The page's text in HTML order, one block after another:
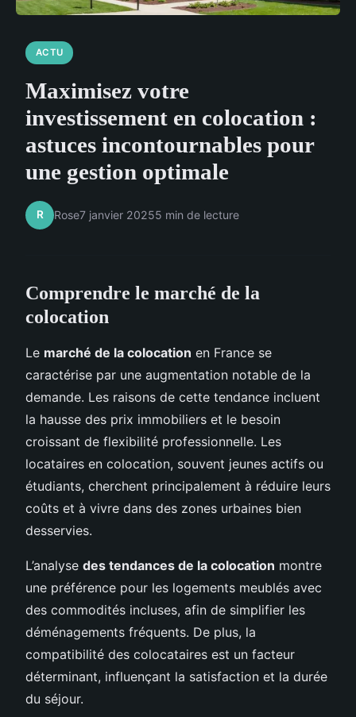
ACTU
Maximisez votre
investissement en colocation :
astuces incontournables pour
une gestion optimale
R Rose7 janvier 20255 min de lecture
Comprendre le marché de la
colocation
Le marché de la colocation en France se
caractérise par une augmentation notable de la
demande. Les raisons de cette tendance incluent
la hausse des prix immobiliers et le besoin
croissant de flexibilité professionnelle. Les
locataires en colocation, souvent jeunes actifs ou
étudiants, cherchent principalement à réduire leurs
coûts et à vivre dans des zones urbaines bien
desservies.
L’analyse des tendances de la colocation montre
une préférence pour les logements meublés avec
des commodités incluses, afin de simplifier les
déménagements fréquents. De plus, la
compatibilité des colocataires est un facteur
déterminant, influençant la satisfaction et la durée
du séjour.